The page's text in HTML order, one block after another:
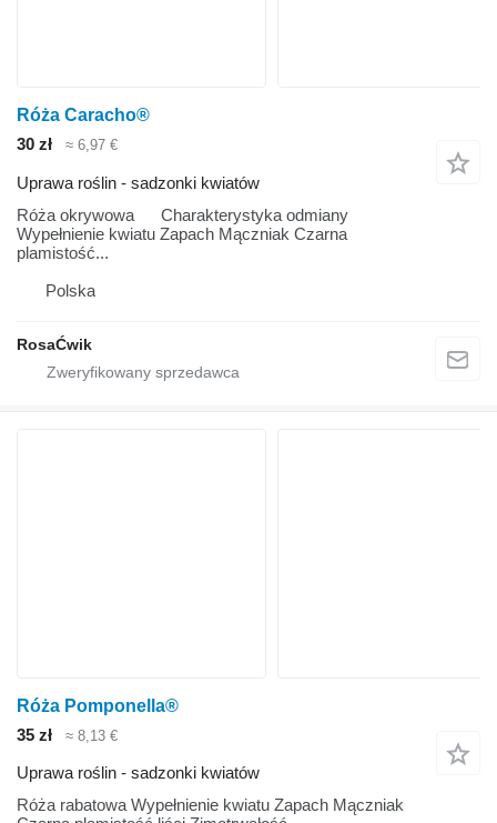
Róża Caracho®
30 zł
≈ 6,97 €
Uprawa roślin - sadzonki kwiatów
Róża okrywowa Charakterystyka odmiany
Wypełnienie kwiatu Zapach Mączniak Czarna
plamistość...
Polska
RosaĆwik
Róża Pomponella®
35 zł
≈ 8,13 €
Uprawa roślin - sadzonki kwiatów
Róża rabatowa Wypełnienie kwiatu Zapach Mączniak